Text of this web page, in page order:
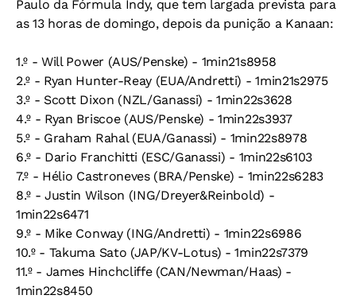
Paulo da Fórmula Indy, que tem largada prevista para
as 13 horas de domingo, depois da punição a Kanaan:
1.º - Will Power (AUS/Penske) - 1min21s8958
2.º - Ryan Hunter-Reay (EUA/Andretti) - 1min21s2975
3.º - Scott Dixon (NZL/Ganassi) - 1min22s3628
4.º - Ryan Briscoe (AUS/Penske) - 1min22s3937
5.º - Graham Rahal (EUA/Ganassi) - 1min22s8978
6.º - Dario Franchitti (ESC/Ganassi) - 1min22s6103
7.º - Hélio Castroneves (BRA/Penske) - 1min22s6283
8.º - Justin Wilson (ING/Dreyer&Reinbold) -
1min22s6471
9.º - Mike Conway (ING/Andretti) - 1min22s6986
10.º - Takuma Sato (JAP/KV-Lotus) - 1min22s7379
11.º - James Hinchcliffe (CAN/Newman/Haas) -
1min22s8450